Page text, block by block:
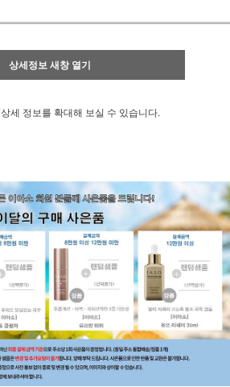
상세정보 새창 열기
상세 정보를 확대해 보실 수 있습니다.